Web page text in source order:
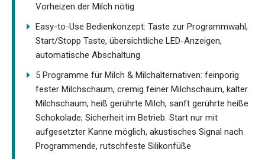
Vorheizen der Milch nötig
Easy-to-Use Bedienkonzept: Taste zur Programmwahl,
Start/Stopp Taste, übersichtliche LED-Anzeigen,
automatische Abschaltung
5 Programme für Milch & Milchalternativen: feinporig
fester Milchschaum, cremig feiner Milchschaum, kalter
Milchschaum, heiß gerührte Milch, sanft gerührte heiße
Schokolade; Sicherheit im Betrieb: Start nur mit
aufgesetzter Kanne möglich, akustisches Signal nach
Programmende, rutschfeste Silikonfüße